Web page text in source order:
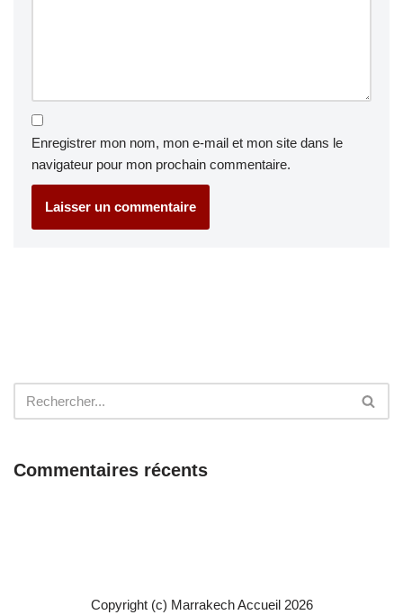
Enregistrer mon nom, mon e-mail et mon site dans le
navigateur pour mon prochain commentaire.
Commentaires récents
Copyright (c) Marrakech Accueil 2026